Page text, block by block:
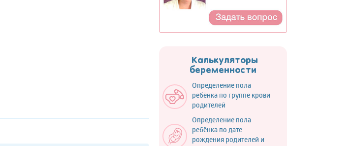
Калькуляторы
беременности
Определение пола
ребёнка по группе крови
родителей
Определение пола
ребёнка по дате
рождения родителей и